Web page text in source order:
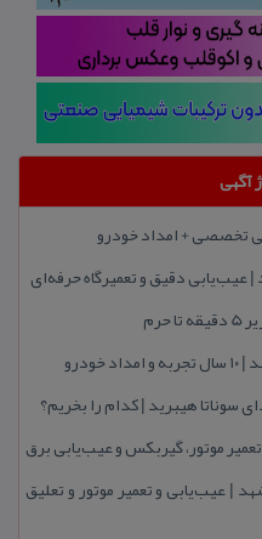
آگهی
تخصصی + امداد خودرو
عیب‌یابی دقیق و تعمیرگاه حرفه‌ای
سوناتا هیبرید | كدام را بخریم؟
| عیب‌یابی و تعمیر موتور و تعلیق